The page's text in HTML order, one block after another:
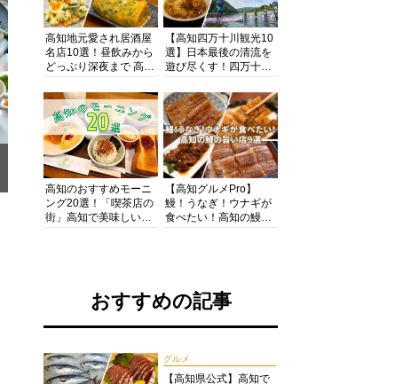
高知地元愛され居酒屋
名店10選！昼飲みから
どっぷり深夜まで 高知
知グルメPro】
【高知四万十川観光10
選】日本最後の清流を
遊び尽くす！四万十川
を網羅したおすすめガ
イド
高知のおすすめモーニ
ング20選！「喫茶店の
街」高知で美味しい喫
【高知グルメPro】
鰻！うなぎ！ウナギが
食べたい！高知の鰻の
おすすめの記事
グルメ
【高知県公式】高知で